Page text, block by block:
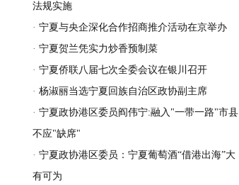
法规实施
· 宁夏与央企深化合作招商推介活动在京举办
· 宁夏贺兰凭实力炒香预制菜
· 宁夏侨联八届七次全委会议在银川召开
· 杨淑丽当选宁夏回族自治区政协副主席
· 宁夏政协港区委员阎伟宁:融入"一带一路"市县
不应"缺席"
· 宁夏政协港区委员：宁夏葡萄酒“借港出海”大
有可为